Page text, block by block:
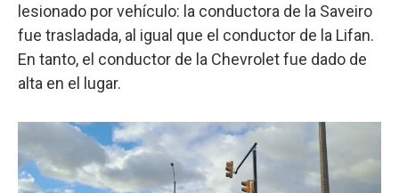
lesionado por vehículo: la conductora de la Saveiro
fue trasladada, al igual que el conductor de la Lifan.
En tanto, el conductor de la Chevrolet fue dado de
alta en el lugar.